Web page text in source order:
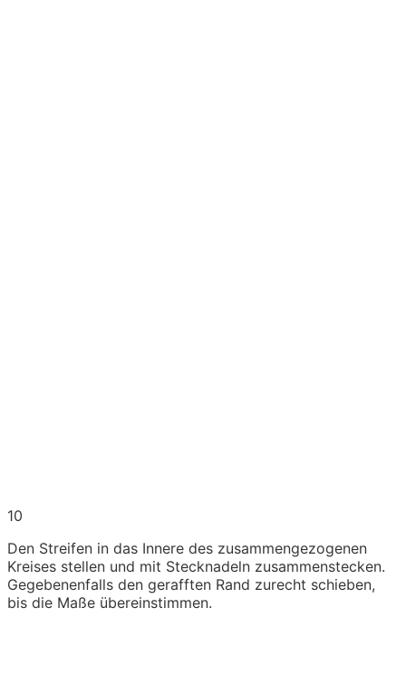
10
Den Streifen in das Innere des zusammengezogenen
Kreises stellen und mit Stecknadeln zusammenstecken.
Gegebenenfalls den gerafften Rand zurecht schieben,
bis die Maße übereinstimmen.